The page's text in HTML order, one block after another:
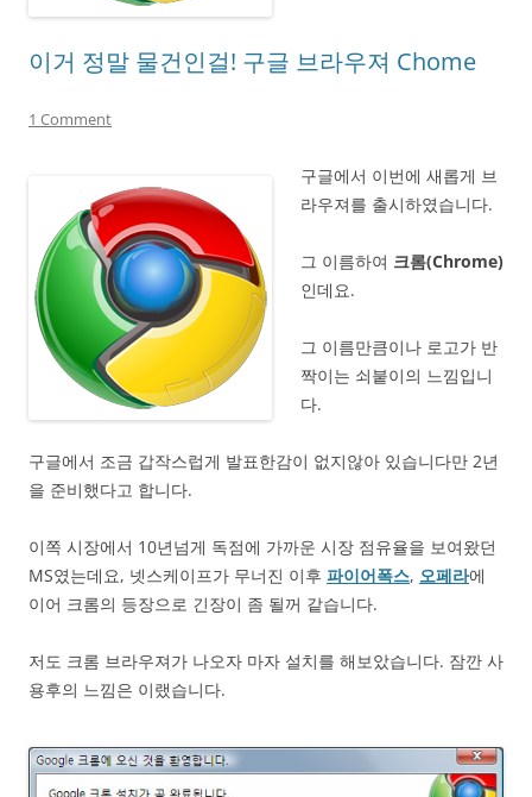
이거 정말 물건인걸! 구글 브라우져 Chome
1 Comment
구글에서 이번에 새롭게 브
라우져를 출시하였습니다.
그 이름하여 크롬(Chrome)
인데요.
그 이름만큼이나 로고가 반
짝이는 쇠붙이의 느낌입니
다.
구글에서 조금 갑작스럽게 발표한감이 없지않아 있습니다만 2년
을 준비했다고 합니다.
이쪽 시장에서 10년넘게 독점에 가까운 시장 점유율을 보여왔던
MS였는데요, 넷스케이프가 무너진 이후 파이어폭스, 오페라에
이어 크롬의 등장으로 긴장이 좀 될꺼 같습니다.
저도 크롬 브라우져가 나오자 마자 설치를 해보았습니다. 잠깐 사
용후의 느낌은 이랬습니다.